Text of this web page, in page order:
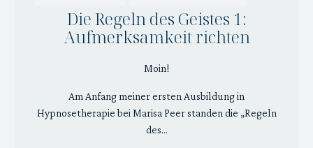
Die Regeln des Geistes 1:
Aufmerksamkeit richten
Moin!
Am Anfang meiner ersten Ausbildung in
Hypnosetherapie bei Marisa Peer standen die „Regeln
des...